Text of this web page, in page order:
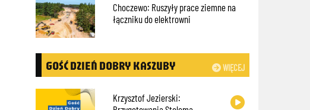
Choczewo: Ruszyły prace ziemne na
łączniku do elektrowni
WIĘCEJ
GOŚĆ DZIEŃ DOBRY KASZUBY
Krzysztof Jezierski: